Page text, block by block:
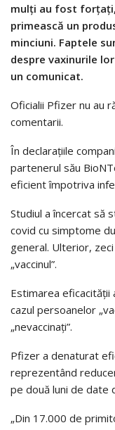
mulți au fost
primească un
minciuni. Faptele
despre vaxinurile
un comunicat.
Oficialii Pfizer nu au
comentarii.
În declarațiile
partenerul său
eficient împotriva
Studiul a încercat să
covid cu simptome
general. Ulterior,
„vaccinul”.
Estimarea eficacității
cazul persoanelor
„nevaccinați”.
Pfizer a denaturat
reprezentând
pe două luni de date
„Din 17.000 de